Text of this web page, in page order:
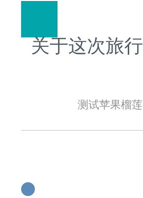
关于这次旅行
测试苹果榴莲